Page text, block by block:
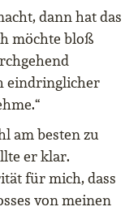
dann hat das
möchte bloß
eindringlicher
am besten zu
er klar.
für mich, dass
von meinen